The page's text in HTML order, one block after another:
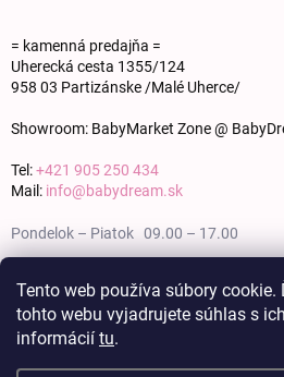
Tento web používa súbory
tohto webu vyjadrujete súhlas s
informácií tu.
= kamenná predajňa =
Uherecká cesta 1355/124
958 03 Partizánske /Malé Uherce/
Showroom: BabyMarket Zone @
Tel:+421 905 250 434
Mail: info@babydream.sk
Pondelok – Piatok 09.00 – 17.00
Nedeľa zatvorené